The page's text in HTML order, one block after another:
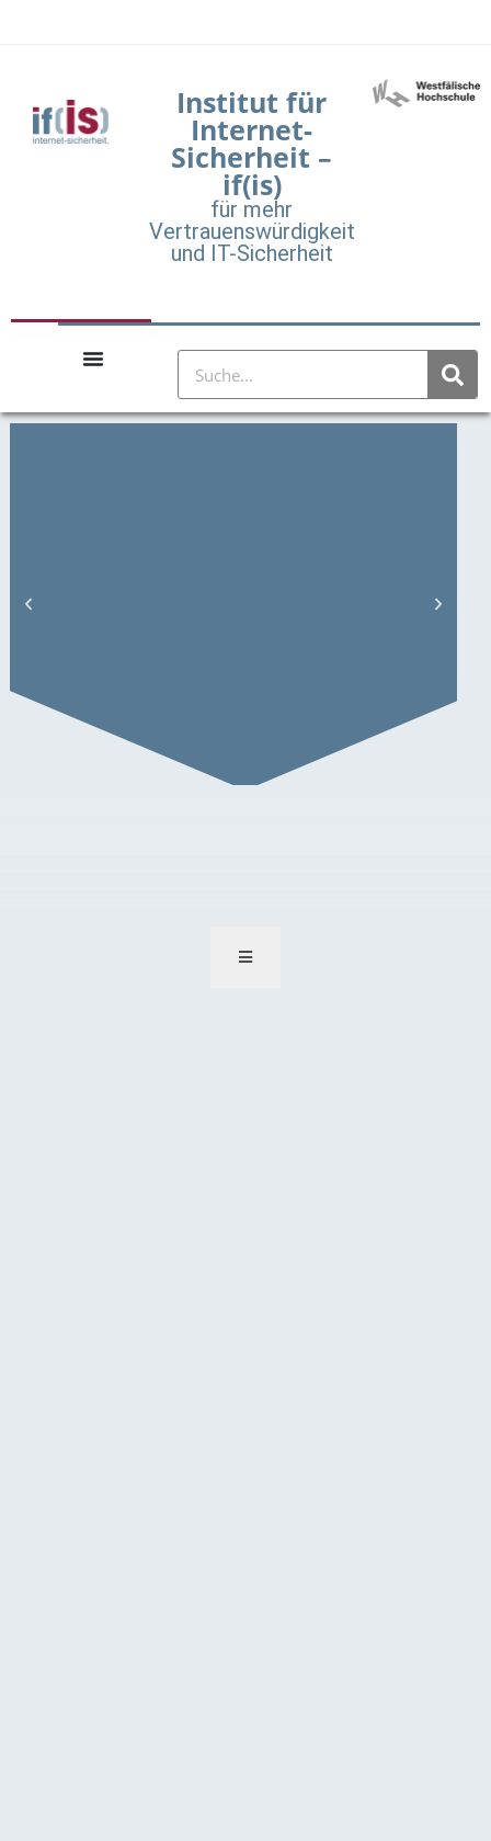
Institut für
Internet-
Sicherheit –
if(is)
für mehr
Vertrauenswürdigkeit
und IT-Sicherheit